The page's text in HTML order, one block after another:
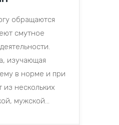
обращаются
смутное
изучающая
в норме и при
из нескольких
мужской...